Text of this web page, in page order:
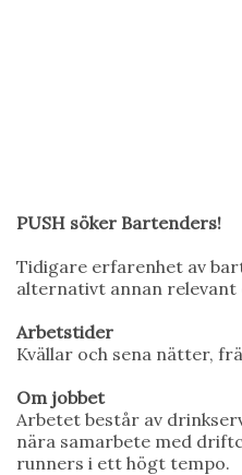
PUSH söker Bartenders!
Tidigare erfarenhet av
alternativt annan
Arbetstider
Kvällar och sena nätter,
Om jobbet
Arbetet består av
nära samarbete med
runners i ett högt tempo.